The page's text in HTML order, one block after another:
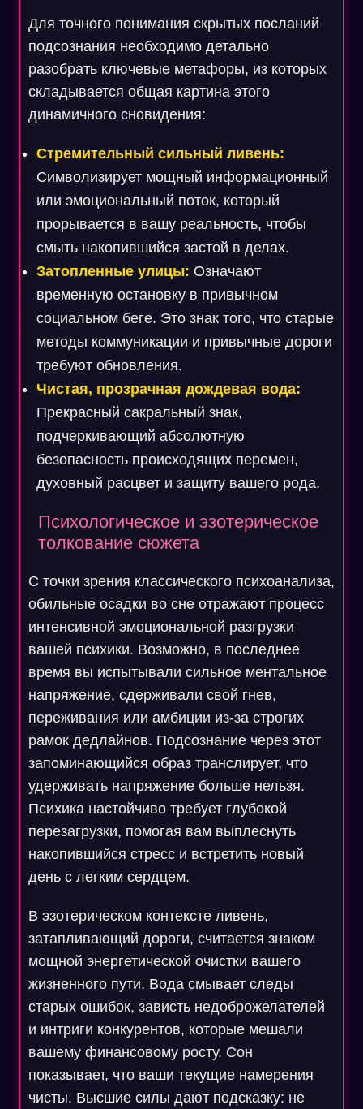
Для точного понимания скрытых посланий
подсознания необходимо детально
разобрать ключевые метафоры, из которых
складывается общая картина этого
динамичного сновидения:
Стремительный сильный ливень:
Символизирует мощный информационный
или эмоциональный поток, который
прорывается в вашу реальность, чтобы
смыть накопившийся застой в делах.
Затопленные улицы: Означают
временную остановку в привычном
социальном беге. Это знак того, что старые
методы коммуникации и привычные дороги
требуют обновления.
Чистая, прозрачная дождевая вода:
Прекрасный сакральный знак,
подчеркивающий абсолютную
безопасность происходящих перемен,
духовный расцвет и защиту вашего рода.
Психологическое и эзотерическое
толкование сюжета
С точки зрения классического психоанализа,
обильные осадки во сне отражают процесс
интенсивной эмоциональной разгрузки
вашей психики. Возможно, в последнее
время вы испытывали сильное ментальное
напряжение, сдерживали свой гнев,
переживания или амбиции из-за строгих
рамок дедлайнов. Подсознание через этот
запоминающийся образ транслирует, что
удерживать напряжение больше нельзя.
Психика настойчиво требует глубокой
перезагрузки, помогая вам выплеснуть
накопившийся стресс и встретить новый
день с легким сердцем.
В эзотерическом контексте ливень,
затапливающий дороги, считается знаком
мощной энергетической очистки вашего
жизненного пути. Вода смывает следы
старых ошибок, зависть недоброжелателей
и интриги конкурентов, которые мешали
вашему финансовому росту. Сон
показывает, что ваши текущие намерения
чисты. Высшие силы дают подсказку: не